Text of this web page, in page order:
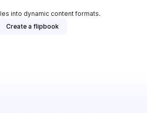
into dynamic content formats.
Create a flipbook